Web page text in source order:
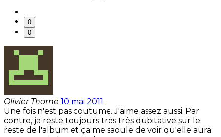
0
0
Olivier Thorne 10 mai 2011
Une fois n'est pas coutume. J'aime assez aussi. Par
contre, je reste toujours très très dubitative sur le
reste de l'album et ça me saoule de voir qu'elle aura